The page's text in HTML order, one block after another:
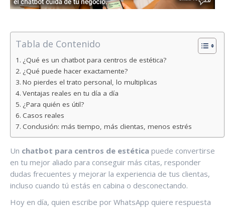
Tabla de Contenido
¿Qué es un chatbot para centros de estética?
¿Qué puede hacer exactamente?
No pierdes el trato personal, lo multiplicas
Ventajas reales en tu día a día
¿Para quién es útil?
Casos reales
Conclusión: más tiempo, más clientas, menos estrés
Un chatbot para centros de estética puede convertirse
en tu mejor aliado para conseguir más citas, responder
dudas frecuentes y mejorar la experiencia de tus clientas,
incluso cuando tú estás en cabina o desconectando.
Hoy en día, quien escribe por WhatsApp quiere respuesta